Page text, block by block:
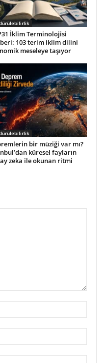
İklim Terminolojisi
103 terim iklim dilini
meseleye taşıyor
bir müziği var mı?
küresel fayların
zeka ile okunan ritmi